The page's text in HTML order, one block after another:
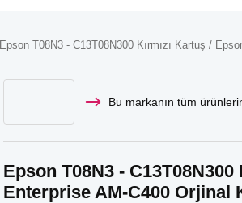
Epson T08N3 - C13T08N300 Kırmızı Kartuş /
Bu markanın tüm
Epson T08N3 -
Enterprise AM-C400 Orjinal